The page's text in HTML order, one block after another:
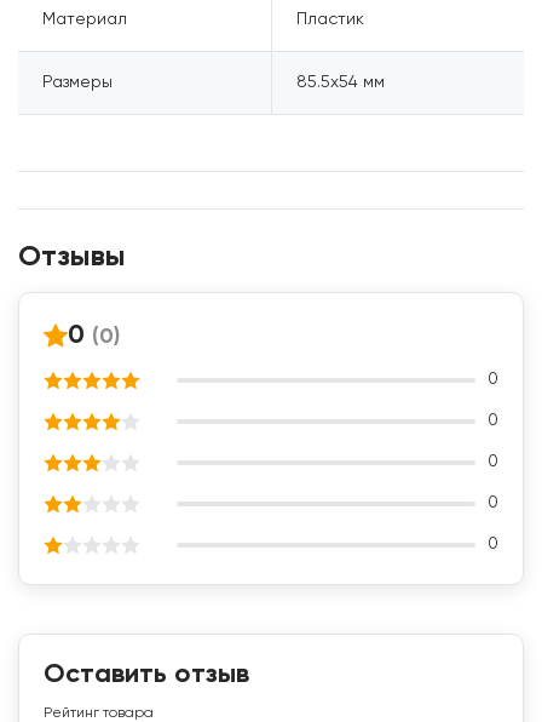
Материал Пластик
Размеры 85.5x54 мм
Отзывы
0 (0)
0
0
0
0
0
Оставить отзыв
Рейтинг товара